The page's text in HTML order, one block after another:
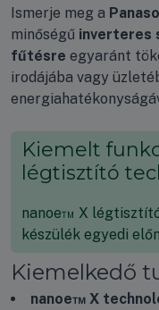
Ismerje meg a
minőségű inverteres
fűtésre egyaránt
irodájába vagy
Kiemelt
légtisztító
nanoe™ X
készülék egyedi
Kiemelkedő
nanoe™ X